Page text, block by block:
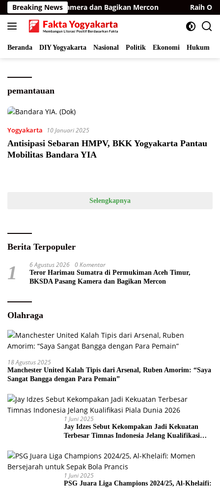
Langsung
ke
konten
Breaking News
Pasang Kamera dan Bagikan Mercon Raih
Beranda DIY Yogyakarta Nasional Politik Ekonomi Hukum
pemantauan
Yogyakarta 10 Januari 2025
Antisipasi Sebaran HMPV, BKK Yogyakarta Pantau
Mobilitas Bandara YIA
Selengkapnya
Berita Terpopuler
1 6 Agustus 2026 0 Komentar
Teror Harimau Sumatra di Permukiman Aceh Timur,
BKSDA Pasang Kamera dan Bagikan Mercon
Olahraga
18 Agustus 2025
Manchester United Kalah Tipis dari Arsenal, Ruben Amorim: “Saya
Sangat Bangga dengan Para Pemain”
1 Juni 2025
Jay Idzes Sebut Kekompakan Jadi Kekuatan
Terbesar Timnas Indonesia Jelang Kualifikasi
1 Juni 2025
PSG Juara Liga Champions 2024/25, Al-Khelaifi: